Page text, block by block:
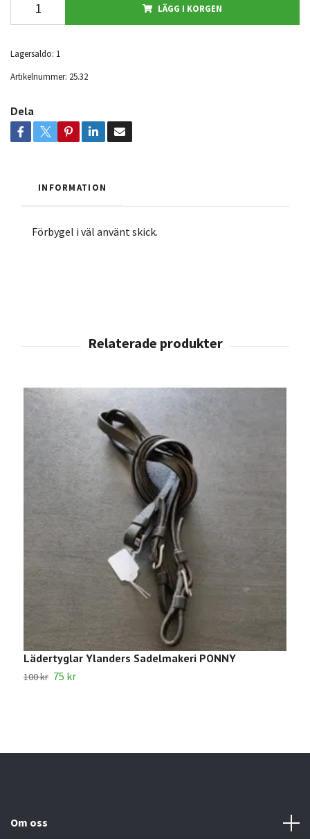
LÄGG I KORGEN
Lagersaldo: 1
Artikelnummer: 25.32
Dela
INFORMATION
Förbygel i väl använt skick.
Lädertyglar Ylanders Sadelmakeri PONNY
100 kr 75 kr
Om oss